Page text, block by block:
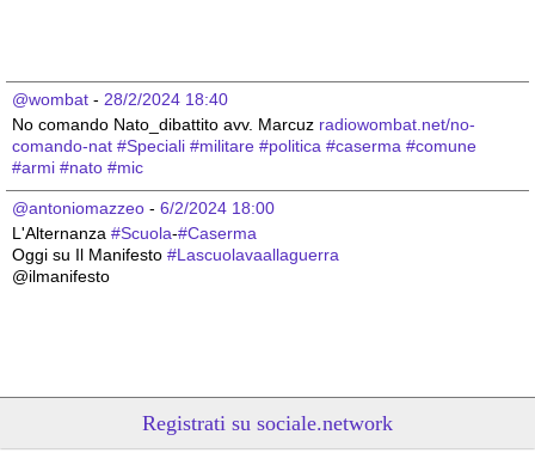
@wombat - 28/2/2024 18:40
No comando Nato_dibattito avv. Marcuz radiowombat.net/no-
comando-nat #Speciali #militare #politica #caserma #comune
#armi #nato #mic
@antoniomazzeo - 6/2/2024 18:00
L'Alternanza #Scuola-#Caserma
Oggi su Il Manifesto #Lascuolavaallaguerra
@ilmanifesto
Registrati su sociale.network